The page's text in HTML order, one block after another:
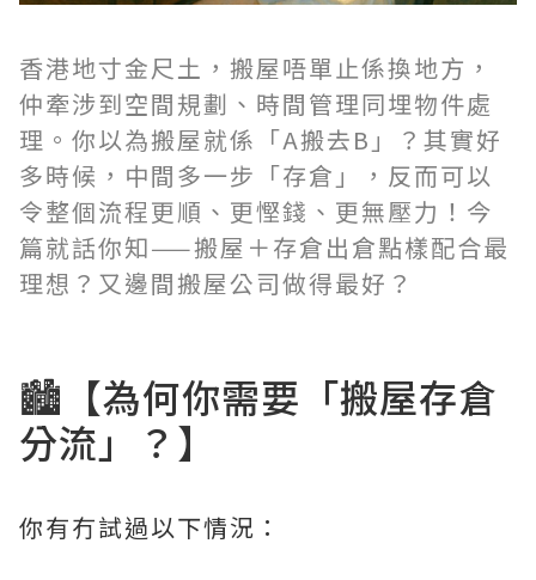
香港地寸金尺土，搬屋唔單止係換地方，
仲牽涉到空間規劃、時間管理同埋物件處
理。你以為搬屋就係「A搬去B」？其實好
多時候，中間多一步「存倉」，反而可以
令整個流程更順、更慳錢、更無壓力！今
篇就話你知——搬屋＋存倉出倉點樣配合最
理想？又邊間搬屋公司做得最好？
🏙️【為何你需要「搬屋存倉
分流」？】
你有冇試過以下情況：